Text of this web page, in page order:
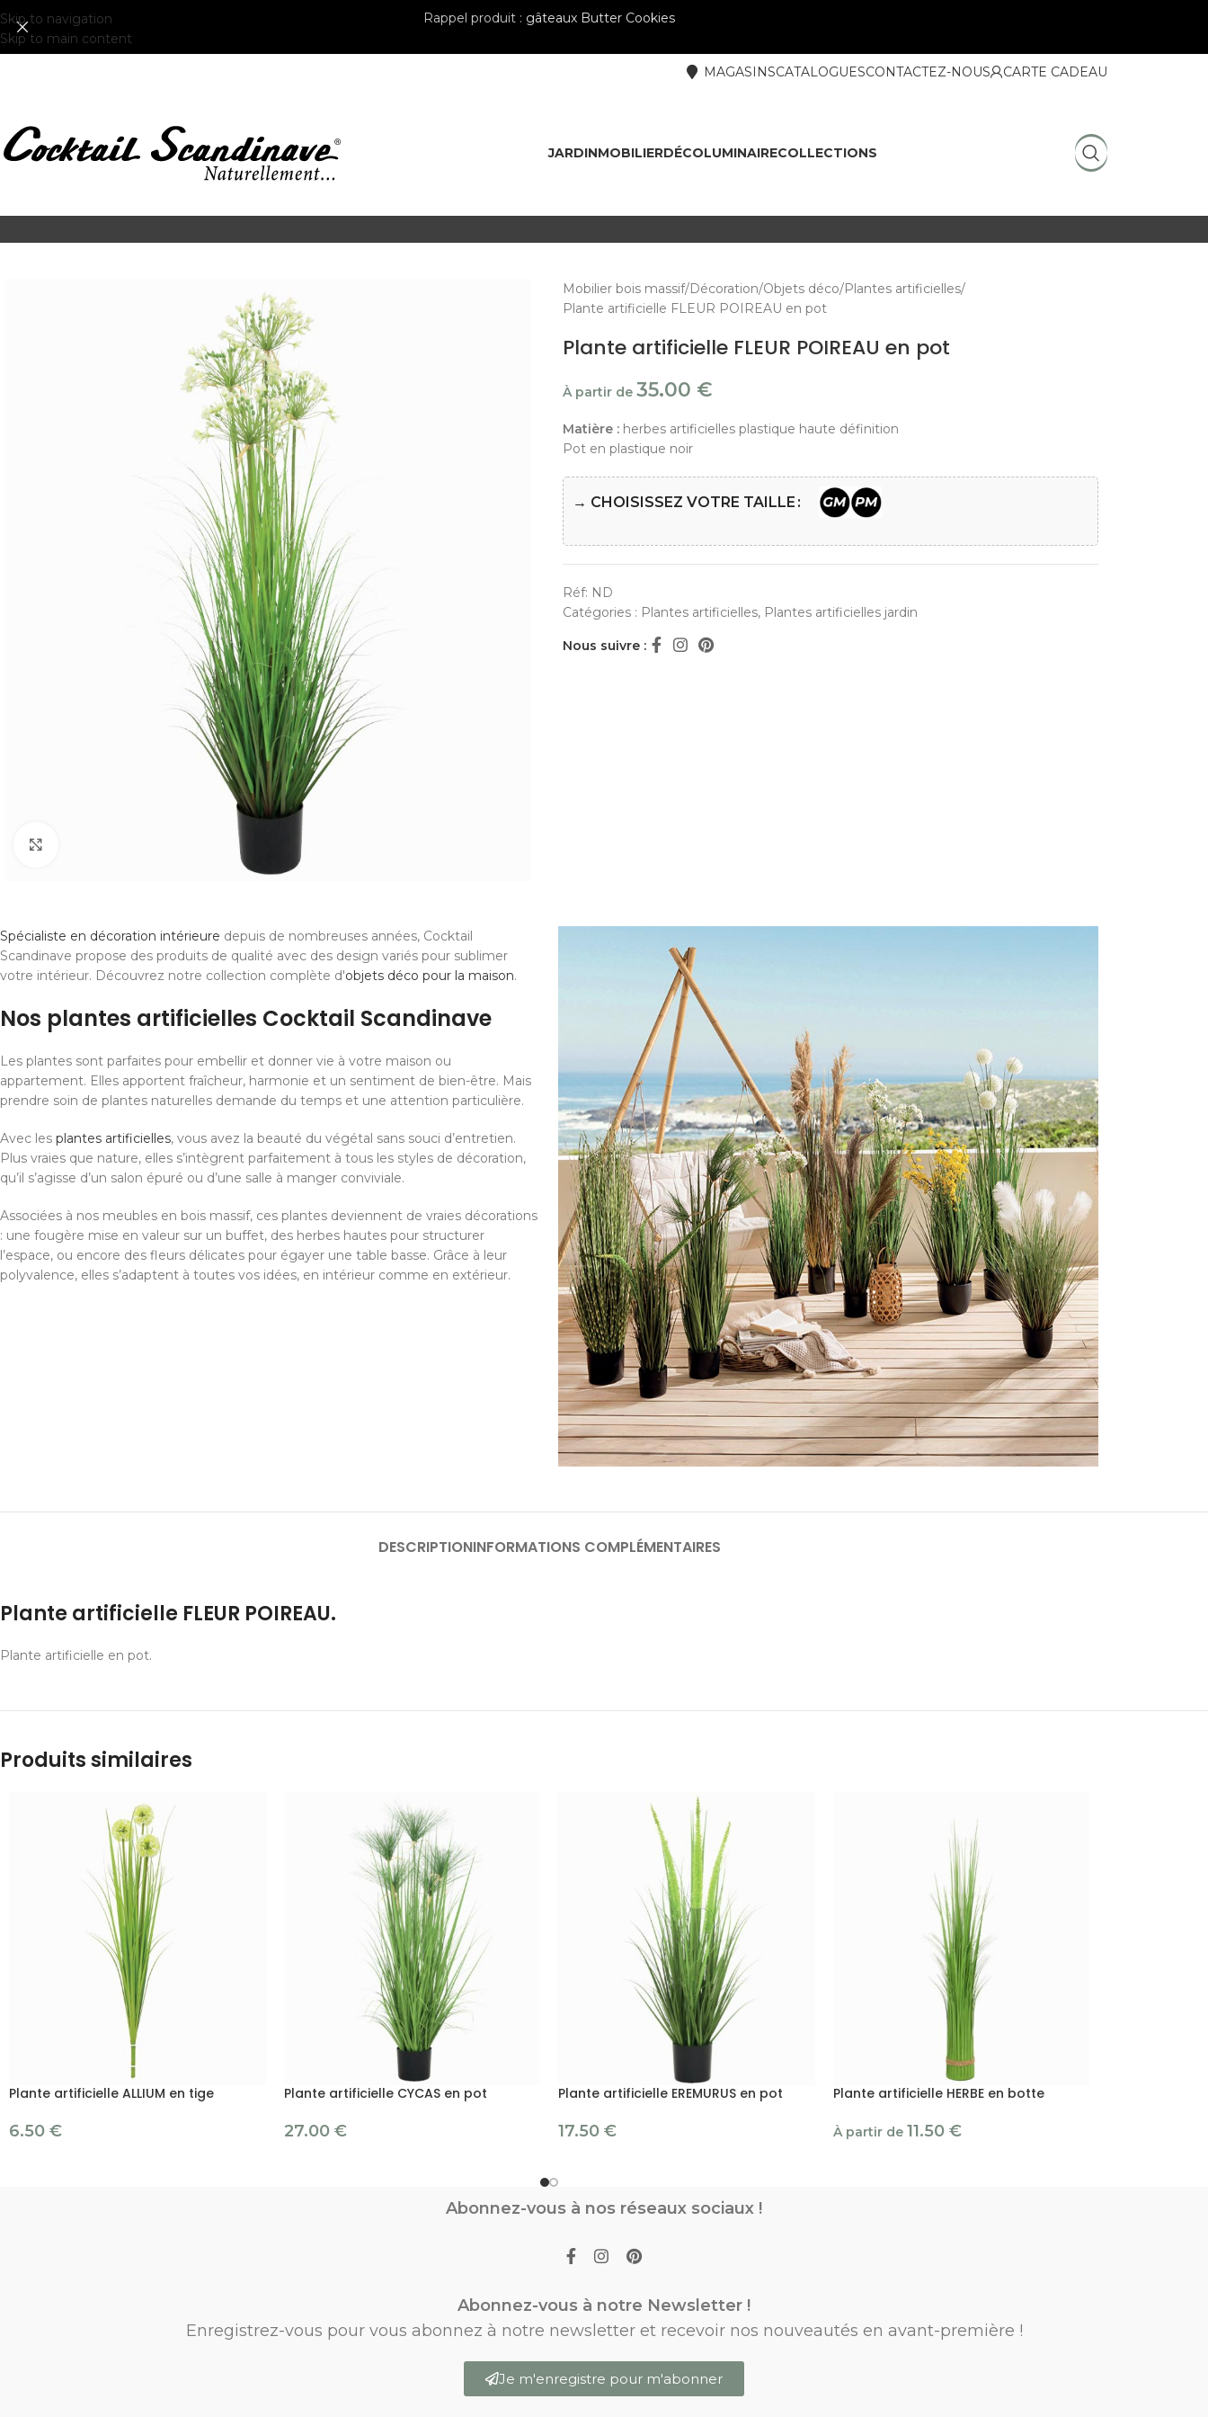
Skip to navigation
Skip to main content
Rappel produit : gâteaux Butter Cookies
MAGASINSCATALOGUESCONTACTEZ-NOUS CARTE CADEAU
JARDINMOBILIERDÉCOLUMINAIRECOLLECTIONS
Mobilier bois massif Décoration Objets déco Plantes artificielles
Plante artificielle FLEUR POIREAU en pot
Plante artificielle FLEUR POIREAU en pot
À partir de 35.00 €
Matière :herbes artificielles plastique haute définition
Pot en plastique noir
→ CHOISISSEZ VOTRE TAILLE
Réf: ND
Catégories : Plantes artificielles, Plantes artificielles jardin
Nous suivre :
Spécialiste en décoration intérieure depuis de nombreuses années, Cocktail
Scandinave propose des produits de qualité avec des design variés pour sublimer
votre intérieur. Découvrez notre collection complète d'objets déco pour la maison.
Nos plantes artificielles Cocktail Scandinave
Les plantes sont parfaites pour embellir et donner vie à votre maison ou
appartement. Elles apportent fraîcheur, harmonie et un sentiment de bien-être. Mais
prendre soin de plantes naturelles demande du temps et une attention particulière.
Avec les plantes artificielles, vous avez la beauté du végétal sans souci d’entretien.
Plus vraies que nature, elles s’intègrent parfaitement à tous les styles de décoration,
qu’il s’agisse d’un salon épuré ou d’une salle à manger conviviale.
Associées à nos meubles en bois massif, ces plantes deviennent de vraies décorations
: une fougère mise en valeur sur un buffet, des herbes hautes pour structurer
l’espace, ou encore des fleurs délicates pour égayer une table basse. Grâce à leur
polyvalence, elles s’adaptent à toutes vos idées, en intérieur comme en extérieur.
DESCRIPTIONINFORMATIONS COMPLÉMENTAIRES
Plante artificielle FLEUR POIREAU.
Plante artificielle en pot.
Produits similaires
Plante artificielle ALLIUM en tige
6.50 €
Plante artificielle CYCAS en pot
27.00 €
Plante artificielle EREMURUS en pot
17.50 €
Plante artificielle HERBE en botte
À partir de 11.50 €
Abonnez-vous à nos réseaux sociaux !
Abonnez-vous à notre Newsletter !
Enregistrez-vous pour vous abonnez à notre newsletter et recevoir nos nouveautés en avant-première !
Je m'enregistre pour m'abonner